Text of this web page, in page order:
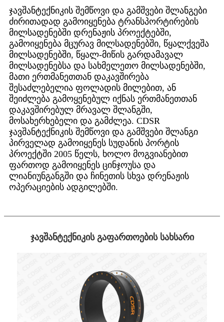
ჯავშანტექნიკის შემწოვი და გამშვები შლანგები
ძირითადად გამოიყენება ტრანსპორტირების
მილსადენებში დრენაჟის პროექტებში,
გამოიყენება მცურავ მილსადენებში, წყალქვეშა
მილსადენებში, წყალ-მიწის გარდამავალ
მილსადენებსა და სახმელეთო მილსადენებში,
მათი ერთმანეთთან დაკავშირება
შესაძლებელია ფოლადის მილებით, ან
შეიძლება გამოყენებულ იქნას ერთმანეთთან
დაკავშირებულ მრავალ შლანგში,
მოსახერხებელი და გამძლეა. CDSR
ჯავშანტექნიკის შემწოვი და გამშვები შლანგი
პირველად გამოიყენეს სუდანის პორტის
პროექტში 2005 წელს, ხოლო მოგვიანებით
ფართოდ გამოიყენეს ცინჯოუსა და
ლიანიუნგანგში და ჩინეთის სხვა დრენაჟის
ოპერაციების ადგილებში.
ჯავშანტექნიკის გაფართოების სახსარი